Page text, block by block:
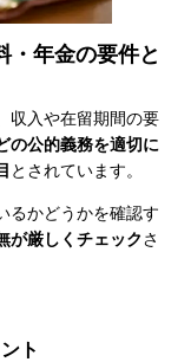
・年金の要件と
収入や在留期間の要
の公的義務を適切に
とされています。
るかどうかを確認す
が厳しくチェックさ
ト